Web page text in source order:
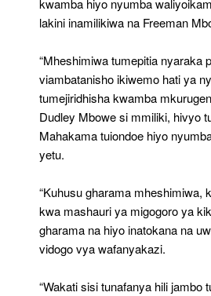
kwamba hiyo nyumba
lakini inamilikiwa na Freeman
“Mheshimiwa tumepitia nyaraka
viambatanisho ikiwemo hati ya
tumejiridhisha kwamba
Dudley Mbowe si mmiliki, hivyo
Mahakama tuiondoe hiyo
yetu.
“Kuhusu gharama mheshimiwa,
kwa mashauri ya migogoro ya
gharama na hiyo inatokana na
vidogo vya wafanyakazi.
“Wakati sisi tunafanya hili jambo